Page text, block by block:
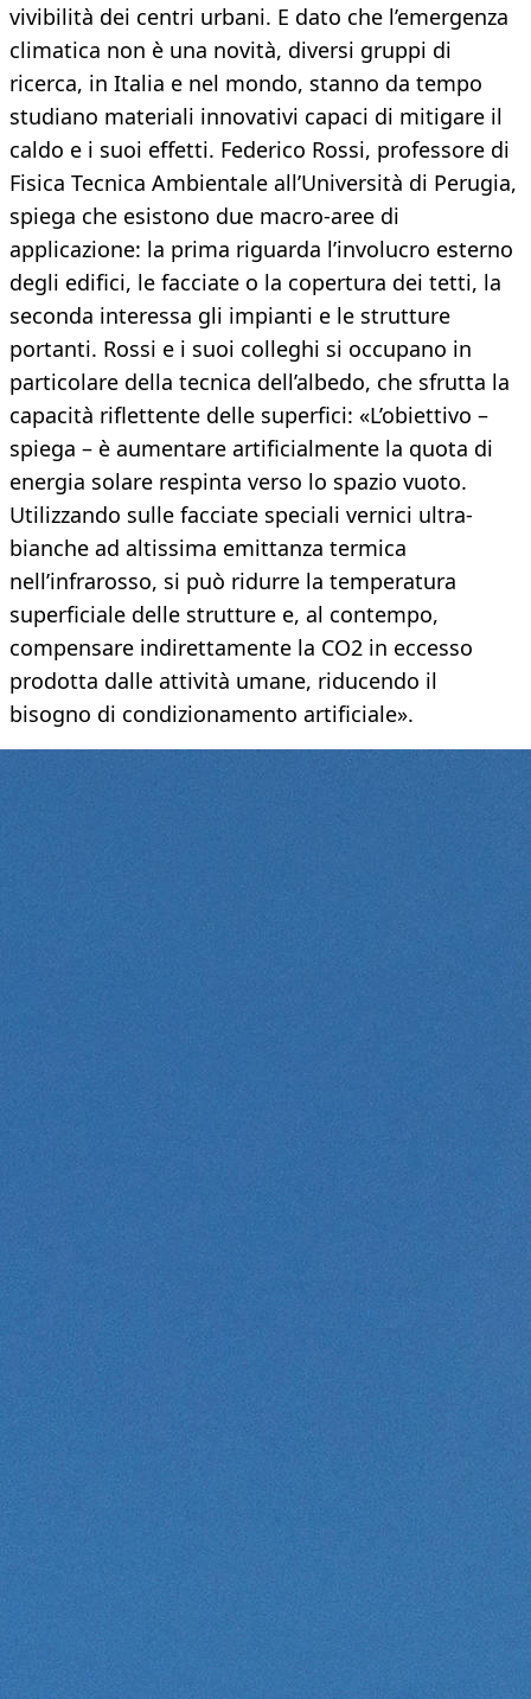
vivibilità dei centri urbani. E dato che l’emergenza
climatica non è una novità, diversi gruppi di
ricerca, in Italia e nel mondo, stanno da tempo
studiano materiali innovativi capaci di mitigare il
caldo e i suoi effetti. Federico Rossi, professore di
Fisica Tecnica Ambientale all’Università di Perugia,
spiega che esistono due macro-aree di
applicazione: la prima riguarda l’involucro esterno
degli edifici, le facciate o la copertura dei tetti, la
seconda interessa gli impianti e le strutture
portanti. Rossi e i suoi colleghi si occupano in
particolare della tecnica dell’albedo, che sfrutta la
capacità riflettente delle superfici: «L’obiettivo –
spiega – è aumentare artificialmente la quota di
energia solare respinta verso lo spazio vuoto.
Utilizzando sulle facciate speciali vernici ultra-
bianche ad altissima emittanza termica
nell’infrarosso, si può ridurre la temperatura
superficiale delle strutture e, al contempo,
compensare indirettamente la CO2 in eccesso
prodotta dalle attività umane, riducendo il
bisogno di condizionamento artificiale».